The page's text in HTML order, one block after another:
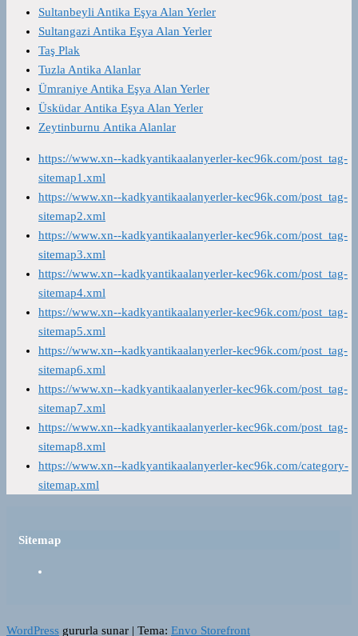
Sultanbeyli Antika Eşya Alan Yerler
Sultangazi Antika Eşya Alan Yerler
Taş Plak
Tuzla Antika Alanlar
Ümraniye Antika Eşya Alan Yerler
Üsküdar Antika Eşya Alan Yerler
Zeytinburnu Antika Alanlar
https://www.xn--kadkyantikaalanyerler-kec96k.com/post_tag-
sitemap1.xml
https://www.xn--kadkyantikaalanyerler-kec96k.com/post_tag-
sitemap2.xml
https://www.xn--kadkyantikaalanyerler-kec96k.com/post_tag-
sitemap3.xml
https://www.xn--kadkyantikaalanyerler-kec96k.com/post_tag-
sitemap4.xml
https://www.xn--kadkyantikaalanyerler-kec96k.com/post_tag-
sitemap5.xml
https://www.xn--kadkyantikaalanyerler-kec96k.com/post_tag-
sitemap6.xml
https://www.xn--kadkyantikaalanyerler-kec96k.com/post_tag-
sitemap7.xml
https://www.xn--kadkyantikaalanyerler-kec96k.com/post_tag-
sitemap8.xml
https://www.xn--kadkyantikaalanyerler-kec96k.com/category-
sitemap.xml
Sitemap
WordPress gururla sunar | Tema: Envo Storefront